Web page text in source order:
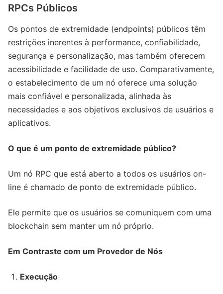
RPCs Públicos
Os pontos de extremidade (endpoints) públicos têm
restrições inerentes à performance, confiabilidade,
segurança e personalização, mas também oferecem
acessibilidade e facilidade de uso. Comparativamente,
o estabelecimento de um nó oferece uma solução
mais confiável e personalizada, alinhada às
necessidades e aos objetivos exclusivos de usuários e
aplicativos.
O que é um ponto de extremidade público?
Um nó RPC que está aberto a todos os usuários on-
line é chamado de ponto de extremidade público.
Ele permite que os usuários se comuniquem com uma
blockchain sem manter um nó próprio.
Em Contraste com um Provedor de Nós
Execução